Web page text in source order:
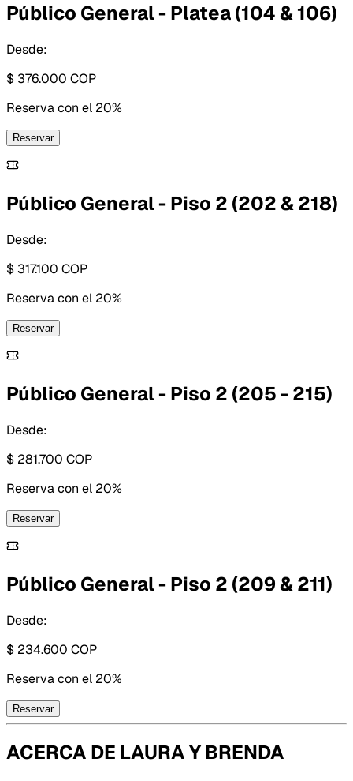
Público General - Platea (104 & 106)
Desde:
$ 376.000 COP
Reserva con el 20%
Reservar
Público General - Piso 2 (202 & 218)
Desde:
$ 317.100 COP
Reserva con el 20%
Reservar
Público General - Piso 2 (205 - 215)
Desde:
$ 281.700 COP
Reserva con el 20%
Reservar
Público General - Piso 2 (209 & 211)
Desde:
$ 234.600 COP
Reserva con el 20%
Reservar
ACERCA DE LAURA Y BRENDA